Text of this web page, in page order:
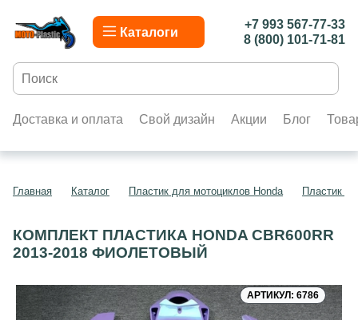
Каталоги
+7 993 567-77-33
8 (800) 101-71-81
Доставка и оплата Свой дизайн Акции Блог
Главная Каталог Пластик для мотоциклов Honda Пластик
КОМПЛЕКТ ПЛАСТИКА HONDA CBR600RR
2013-2018 ФИОЛЕТОВЫЙ
АРТИКУЛ: 6786